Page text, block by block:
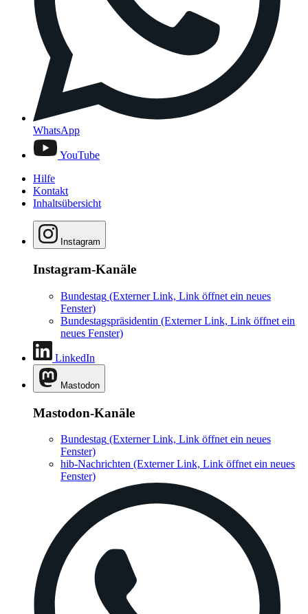
WhatsApp
YouTube
Hilfe
Kontakt
Inhaltsübersicht
Instagram
Instagram-Kanäle
Bundestag (Externer Link, Link öffnet ein neues
Fenster)
Bundestagspräsidentin (Externer Link, Link öffnet ein
neues Fenster)
LinkedIn
Mastodon
Mastodon-Kanäle
Bundestag (Externer Link, Link öffnet ein neues
Fenster)
hib-Nachrichten (Externer Link, Link öffnet ein neues
Fenster)